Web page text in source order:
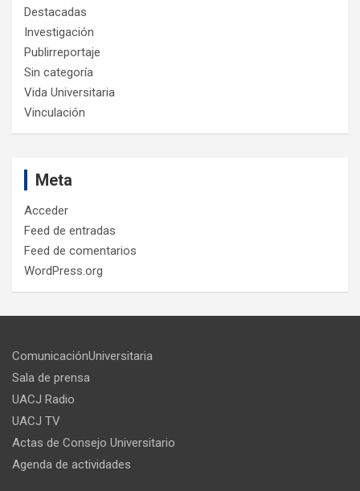
Destacadas
Investigación
Publirreportaje
Sin categoría
Vida Universitaria
Vinculación
Meta
Acceder
Feed de entradas
Feed de comentarios
WordPress.org
ComunicaciónUniversitaria
Sala de prensa
UACJ Radio
UACJ TV
Actas de Consejo Universitario
Agenda de actividades